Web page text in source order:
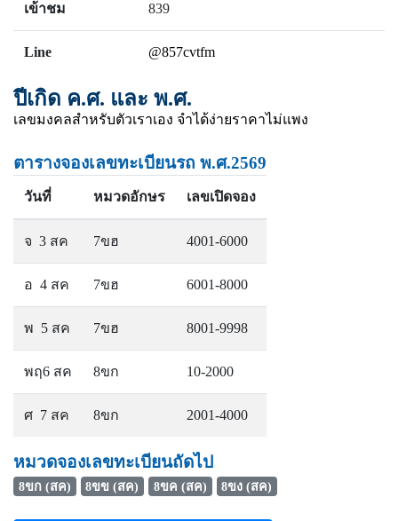
เข้าชม 839
Line @857cvtfm
ปีเกิด ค.ศ. และ พ.ศ.
เลขมงคลสำหรับตัวเราเอง จำได้ง่ายราคาไม่แพง
ตารางจองเลขทะเบียนรถ พ.ศ.2569
วันที่ หมวดอักษร เลขเปิดจอง
จ 3 สค 7ขฮ 4001-6000
อ 4 สค 7ขฮ 6001-8000
พ 5 สค 7ขฮ 8001-9998
พฤ6 สค 8ขก 10-2000
ศ 7 สค 8ขก 2001-4000
หมวดจองเลขทะเบียนถัดไป
8ขก (สค) 8ขข (สค) 8ขค (สค) 8ขง (สค)